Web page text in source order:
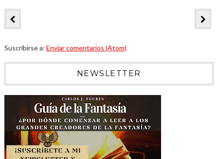
Suscribirse a: Enviar comentarios (Atom)
NEWSLETTER